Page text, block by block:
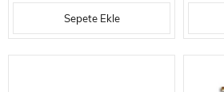
Sepete Ekle